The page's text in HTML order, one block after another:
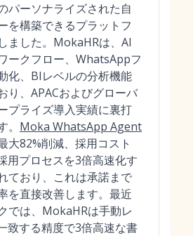
パーソナライズされた自
を構築できるプラットフ
ました。MokaHRは、AI
ークフロー、WhatsAppフ
化、BIレベルの分析機能
り、APACおよびグローバ
プライズ導入実績に裏打
Moka WhatsApp Agent
大82%削減、採用コスト
用プロセスを3倍高速化す
ており、これは承諾まで
を直接改善します。最近
では、MokaHRは手動レ
致する精度で3倍高速な書